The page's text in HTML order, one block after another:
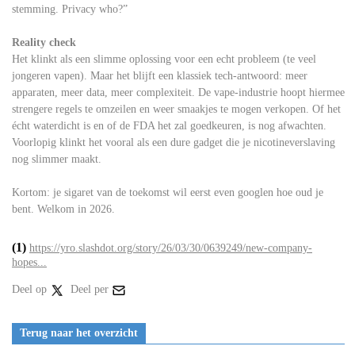
stemming. Privacy who?”
Reality check
Het klinkt als een slimme oplossing voor een echt probleem (te veel
jongeren vapen). Maar het blijft een klassiek tech-antwoord: meer
apparaten, meer data, meer complexiteit. De vape-industrie hoopt hiermee
strengere regels te omzeilen en weer smaakjes te mogen verkopen. Of het
écht waterdicht is en of de FDA het zal goedkeuren, is nog afwachten.
Voorlopig klinkt het vooral als een dure gadget die je nicotineverslaving
nog slimmer maakt.
Kortom: je sigaret van de toekomst wil eerst even googlen hoe oud je
bent. Welkom in 2026.
(1) https://yro.slashdot.org/story/26/03/30/0639249/new-company-
hopes...
Deel op Deel per
Terug naar het overzicht